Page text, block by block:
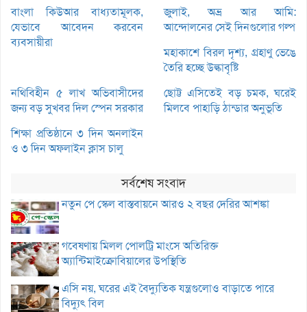
বাংলা কিউআর বাধ্যতামূলক,
যেভাবে আবেদন করবেন
ব্যবসায়ীরা
জুলাই, অভ্র আর আমি:
আন্দোলনের সেই দিনগুলোর গল্প
মহাকাশে বিরল দৃশ্য, গ্রহাণু ভেঙে
তৈরি হচ্ছে উল্কাবৃষ্টি
নথিবিহীন ৫ লাখ অভিবাসীদের
জন্য বড় সুখবর দিল স্পেন সরকার
ছোট্ট এসিতেই বড় চমক, ঘরেই
মিলবে পাহাড়ি ঠান্ডার অনুভূতি
শিক্ষা প্রতিষ্ঠানে ৩ দিন অনলাইন
ও ৩ দিন অফলাইন ক্লাস চালু
সর্বশেষ সংবাদ
নতুন পে স্কেল বাস্তবায়নে আরও ২ বছর দেরির আশঙ্কা
গবেষণায় মিলল পোলট্রি মাংসে অতিরিক্ত
অ্যান্টিমাইক্রোবিয়ালের উপস্থিতি
এসি নয়, ঘরের এই বৈদ্যুতিক যন্ত্রগুলোও বাড়াতে পারে
বিদ্যুৎ বিল